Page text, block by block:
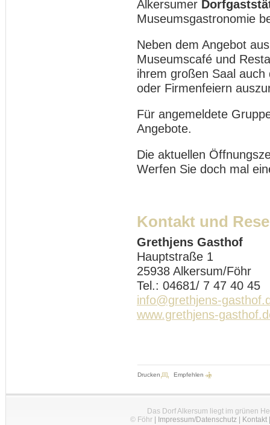
Alkersumer
Museumsgastronomie
Neben dem Angebot aus
Museumscafé und
ihrem großen Saal
oder Firmenfeiern
Für angemeldete
Angebote.
Die aktuellen
Werfen Sie doch mal
Kontakt und
Grethjens Gasthof
Hauptstraße 1
25938 Alkersum/Föhr
Tel.: 04681/ 7 47 40 45
info@grethjens-
www.grethjens-
Drucken Empfehlen
Das Dorf Alkersum liegt im grünen
© Föhr| Impressum/Datenschutz| Kontakt